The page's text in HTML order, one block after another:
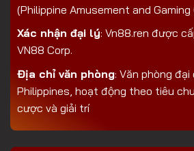
(Philippine Amusement and
Xác nhận đại lý: Vn88.ren được
VN88 Corp.
Địa chỉ văn phòng: Văn phòng
Philippines, hoạt động theo tiêu
cược và giải trí